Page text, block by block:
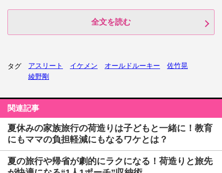
全文を読む
タグ アスリート イケメン オールドルーキー
佐竹晃
綾野剛
関連記事
夏休みの家族旅行の荷造りは子どもと一緒に！教育
にもママの負担軽減にもなるワケとは？
夏の旅行や帰省が劇的にラクになる！荷造りと旅先